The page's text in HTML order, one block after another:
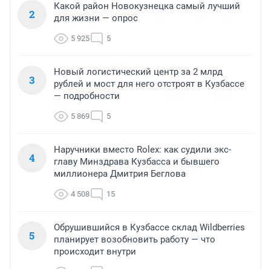
2
Какой район Новокузнецка самый лучший
для жизни — опрос
5 925 5
3
Новый логистический центр за 2 млрд
рублей и мост для него отстроят в Кузбассе
— подробности
5 869 5
4
Наручники вместо Rolex: как судили экс-
главу Минздрава Кузбасса и бывшего
миллионера Дмитрия Беглова
4 508 15
5
Обрушившийся в Кузбассе склад Wildberries
планирует возобновить работу — что
происходит внутри